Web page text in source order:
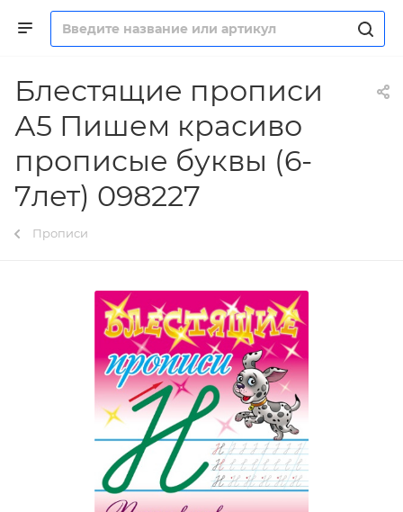
Блестящие прописи
А5 Пишем красиво
прописые буквы (6-
7лет) 098227
Прописи